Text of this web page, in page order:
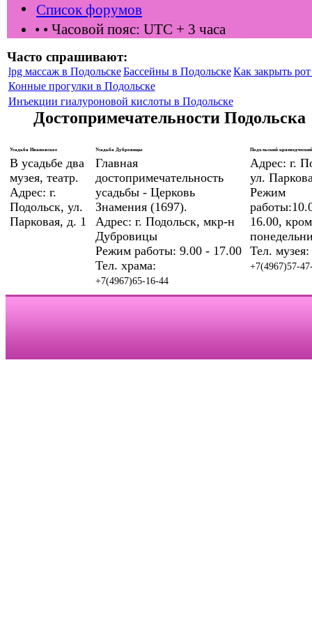
Список форумов
• • Часовой пояс: UTC + 3 часа
Часто спрашивают:
lpg массаж в Подольске Бассейны в ПодольскеКак закрыть
Конные прогулки в Подольске
Инъекции гиалуроновой кислоты в Подольске
Достопримечательности Подольска
Усадьба Ивановское
В усадьбе два
музея, театр.
Адрес: г.
Подольск, ул.
Парковая, д. 1
Усадьба Дубровицы
Главная
достопримечательность
усадьбы - Церковь
Знамения (1697).
Адрес: г. Подольск, мкр-н
Дубровицы
Режим работы: 9.00 - 17.00
Тел. храма:
+7(4967)65-16-44
Подольский
Адрес: г.
ул.
Режим
16.00,
Тел. музея:
+7(4967)57-